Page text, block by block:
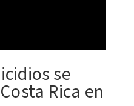
se
Rica en